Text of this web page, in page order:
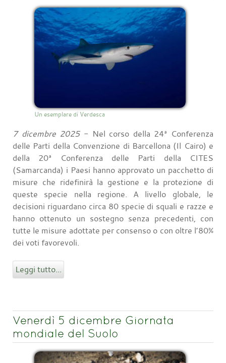
Un esemplare di Verdesca
7 dicembre 2025- Nel corso della 24ª Conferenza
delle Parti della Convenzione di Barcellona (Il Cairo) e
della 20ª Conferenza delle Parti della CITES
(Samarcanda) i Paesi hanno approvato un pacchetto di
misure che ridefinirà la gestione e la protezione di
queste specie nella regione. A livello globale, le
decisioni riguardano circa 80 specie di squali e razze e
hanno ottenuto un sostegno senza precedenti, con
tutte le misure adottate per consenso o con oltre l’80%
dei voti favorevoli.
Leggi tutto...
Venerdì 5 dicembre Giornata
mondiale del Suolo